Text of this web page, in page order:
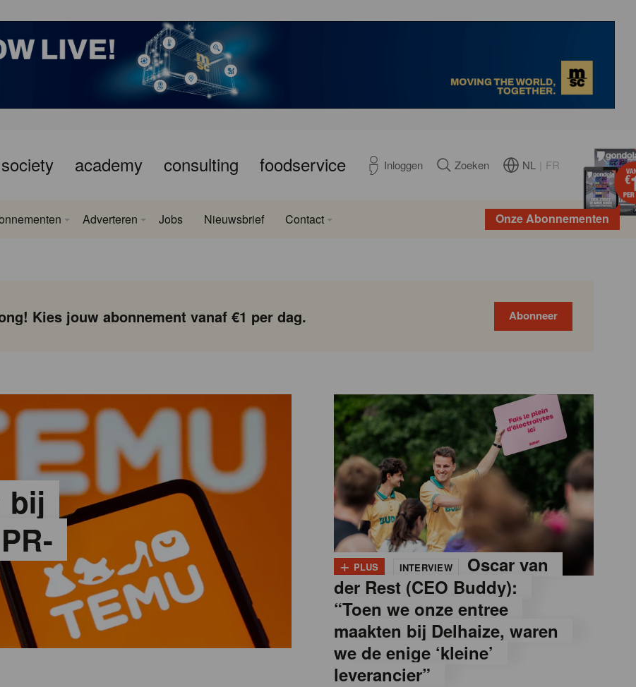
society academy consulting foodservice Inloggen Zoeken NL FR
Onze Abonnementen
Adverteren Jobs Nieuwsbrief Contact
Kies jouw abonnement vanaf €1 per dag. Abonneer
bij
+ PLUS INTERVIEW
Oscar van
der Rest (CEO Buddy):
“Toen we onze entree
maakten bij Delhaize, waren
we de enige ‘kleine’
leverancier”